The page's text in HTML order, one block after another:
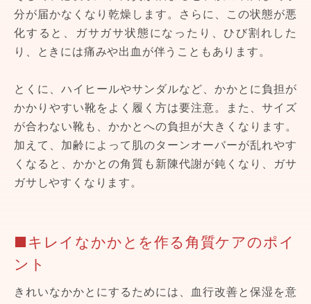
分が届かなくなり乾燥します。さらに、この状態が悪
化すると、ガサガサ状態になったり、ひび割れした
り、ときには痛みや出血が伴うこともあります。
とくに、ハイヒールやサンダルなど、かかとに負担が
かかりやすい靴をよく履く方は要注意。また、サイズ
が合わない靴も、かかとへの負担が大きくなります。
加えて、加齢によって肌のターンオーバーが乱れやす
くなると、かかとの角質も新陳代謝が鈍くなり、ガサ
ガサしやすくなります。
■キレイなかかとを作る角質ケアのポイ
ント
きれいなかかとにするためには、血行改善と保湿を意